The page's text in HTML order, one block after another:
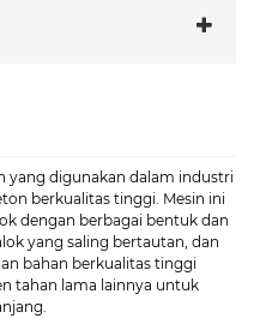
yang digunakan dalam industri
berkualitas tinggi. Mesin ini
dengan berbagai bentuk dan
yang saling bertautan, dan
bahan berkualitas tinggi
tahan lama lainnya untuk